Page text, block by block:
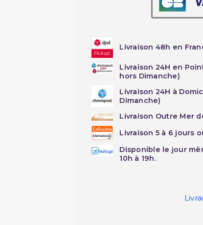
Livraison 48h en
Livraison 24H en
hors Dimanche)
Livraison 24H à
Dimanche)
Livraison Outre Mer
Livraison 5 à 6 jours
Disponible le jour
10h à 19h.